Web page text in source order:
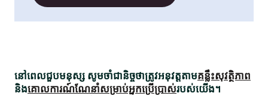
នៅពេលជួបមនុស្ស សូមចាំជានិច្ចថាត្រូវអនុវត្តតាមគន្លឹះសុវត្ថិភាព
និងគោលការណ៍ណែនាំសម្រាប់អ្នកប្រើប្រាស់របស់យើង។